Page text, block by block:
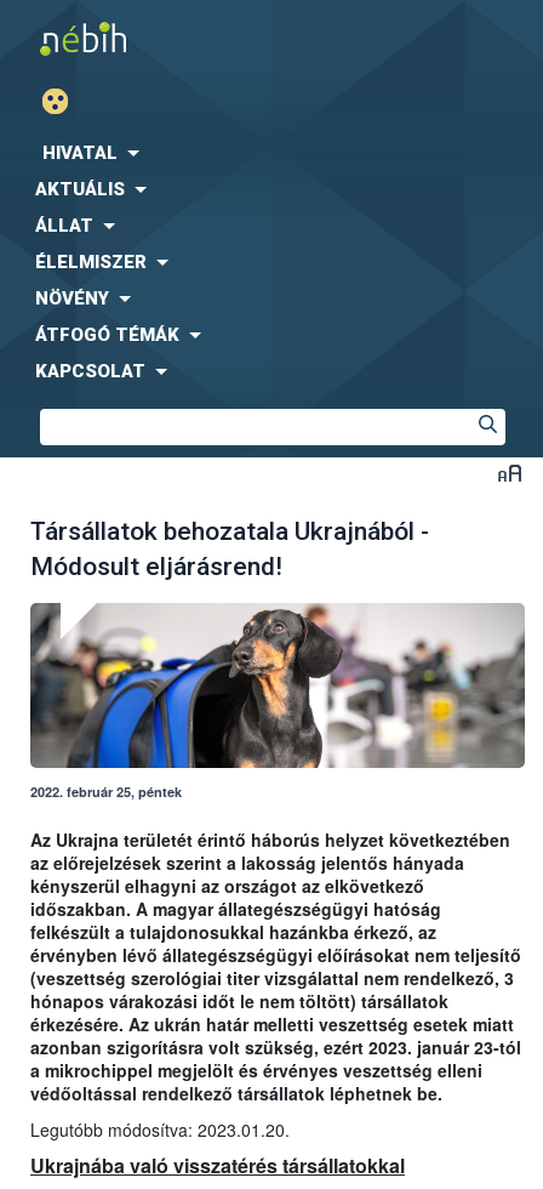
HIVATAL
AKTUÁLIS
ÁLLAT
ÉLELMISZER
NÖVÉNY
ÁTFOGÓ TÉMÁK
KAPCSOLAT
Társállatok behozatala Ukrajnából -
Módosult eljárásrend!
2022. február 25, péntek
Az Ukrajna területét érintő háborús helyzet következtében
az előrejelzések szerint a lakosság jelentős hányada
kényszerül elhagyni az országot az elkövetkező
időszakban. A magyar állategészségügyi hatóság
felkészült a tulajdonosukkal hazánkba érkező, az
érvényben lévő állategészségügyi előírásokat nem teljesítő
(veszettség szerológiai titer vizsgálattal nem rendelkező, 3
hónapos várakozási időt le nem töltött) társállatok
érkezésére. Az ukrán határ melletti veszettség esetek miatt
azonban szigorításra volt szükség, ezért 2023. január 23-tól
a mikrochippel megjelölt és érvényes veszettség elleni
védőoltással rendelkező társállatok léphetnek be.
Legutóbb módosítva: 2023.01.20.
Ukrajnába való visszatérés társállatokkal